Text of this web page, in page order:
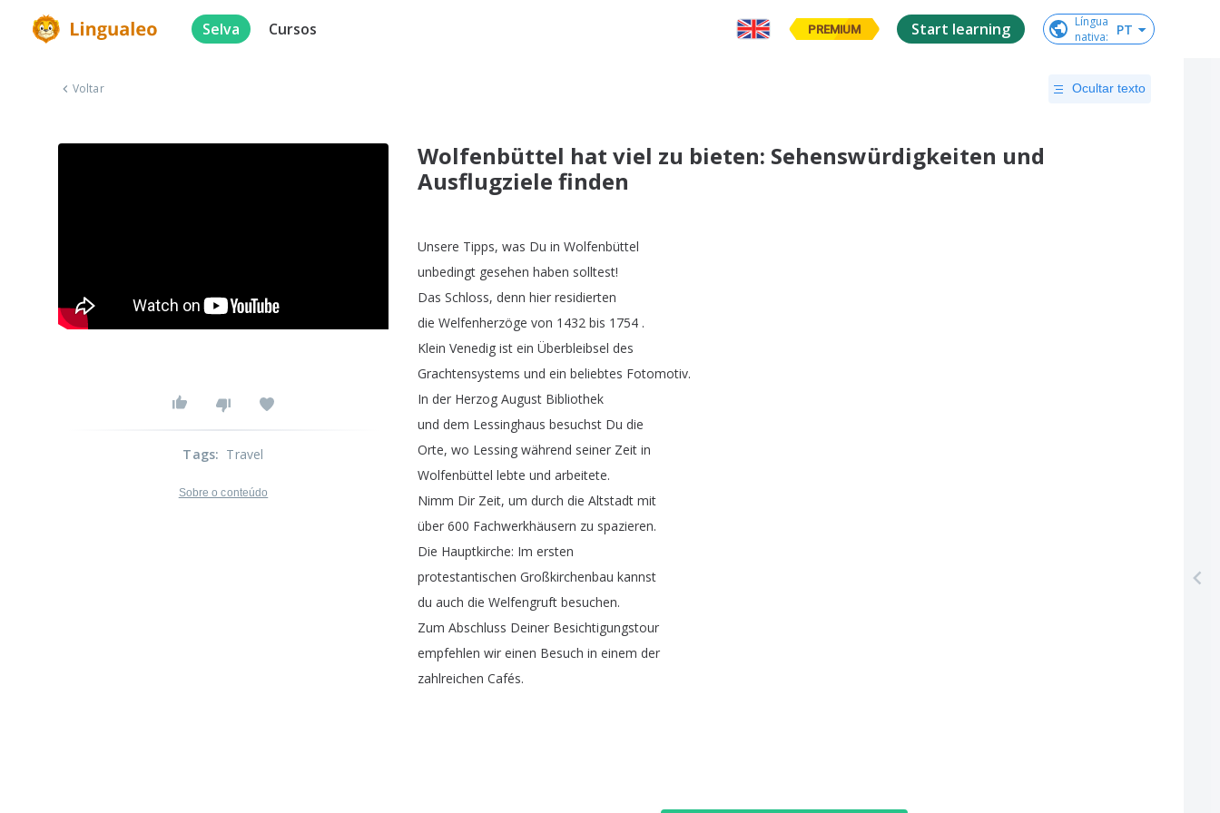
Selva Cursos PREMIUM Start learning
Língua
nativa: PT
Voltar Ocultar texto
Wolfenbüttel hat viel zu bieten: Sehenswürdigkeiten und
Ausflugziele finden
Unsere Tipps, was Du in Wolfenbüttel
unbedingt gesehen haben solltest!
Das Schloss, denn hier residierten
die Welfenherzöge von 1432 bis 1754 .
Klein Venedig ist ein Überbleibsel des
Grachtensystems und ein beliebtes Fotomotiv.
In der Herzog August Bibliothek
und dem Lessinghaus besuchst Du die
Orte, wo Lessing während seiner Zeit in
Wolfenbüttel lebte und arbeitete.
Nimm Dir Zeit, um durch die Altstadt mit
über 600 Fachwerkhäusern zu spazieren.
Die Hauptkirche: Im ersten
protestantischen Großkirchenbau kannst
du auch die Welfengruft besuchen.
Zum Abschluss Deiner Besichtigungstour
empfehlen wir einen Besuch in einem der
zahlreichen Cafés.
Tags: Travel
Sobre o conteúdo